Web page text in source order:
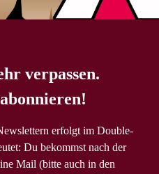
verpassen.
erfolgt im Double-
Du bekommst nach der
Mail (bitte auch in den